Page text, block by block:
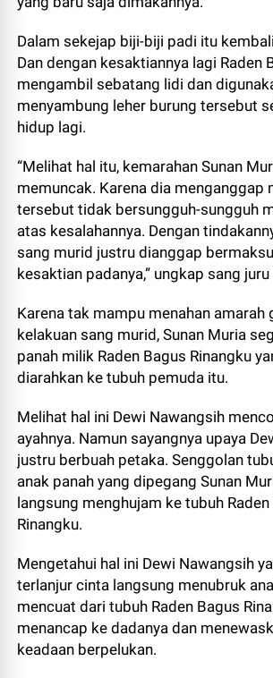
Dalam sekejap biji-biji padi itu
Dan dengan kesaktiannya lagi Raden
mengambil sebatang lidi dan
menyambung leher burung tersebut
hidup lagi.
“Melihat hal itu, kemarahan Sunan
memuncak. Karena dia menganggap
tersebut tidak bersungguh-sungguh
atas kesalahannya. Dengan
sang murid justru dianggap
kesaktian padanya,” ungkap sang juru
Karena tak mampu menahan amarah
kelakuan sang murid, Sunan Muria
panah milik Raden Bagus Rinangku
diarahkan ke tubuh pemuda itu.
Melihat hal ini Dewi Nawangsih
ayahnya. Namun sayangnya upaya
justru berbuah petaka. Senggolan
anak panah yang dipegang Sunan
langsung menghujam ke tubuh Raden
Rinangku.
Mengetahui hal ini Dewi Nawangsih
terlanjur cinta langsung menubruk
mencuat dari tubuh Raden Bagus
menancap ke dadanya dan
keadaan berpelukan.